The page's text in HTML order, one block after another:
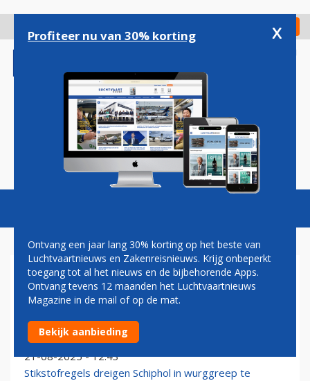
gaan
Check in
Magazine Podcasts Vacatures
RAAD VAN STATE
RvS neemt over twee weken besluit over
natuurvergunning Schiphol
21-08-2025 - 12:43
Stikstofregels dreigen Schiphol in wurggreep te
Profiteer nu van 30% korting x
Ontvang een jaar lang 30% korting op het beste van
Luchtvaartnieuws en Zakenreisnieuws. Krijg onbeperkt
toegang tot al het nieuws en de bijbehorende Apps.
Ontvang tevens 12 maanden het Luchtvaartnieuws
Magazine in de mail of op de mat.
Bekijk aanbieding